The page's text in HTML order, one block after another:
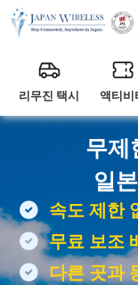
리무진 택시 액티비
무제
일
속도 제한
무료 보조
다른 곳과